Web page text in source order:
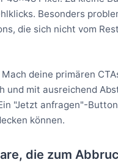
Besonders
die sich nicht vom
Mach deine primären
und mit ausreichend
"Jetzt anfragen"-
können.
die zum